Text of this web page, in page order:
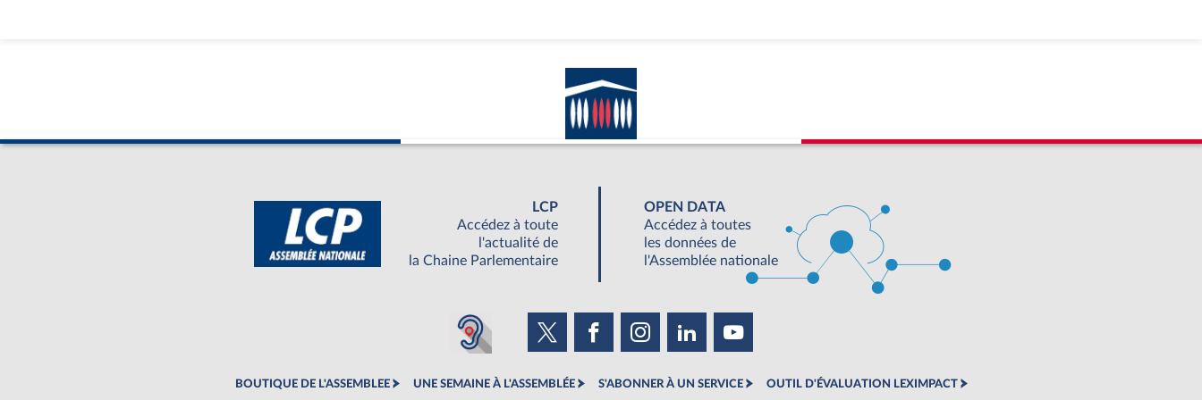
LCP
Accédez à toute
l'actualité de
la Chaine Parlementaire
OPEN DATA
Accédez à toutes
les données de
l'Assemblée nationale
BOUTIQUE DE L'ASSEMBLEE UNE SEMAINE À L'ASSEMBLÉE S'ABONNER À UN SERVICE OUTIL D'ÉVALUATION LEXIMPACT